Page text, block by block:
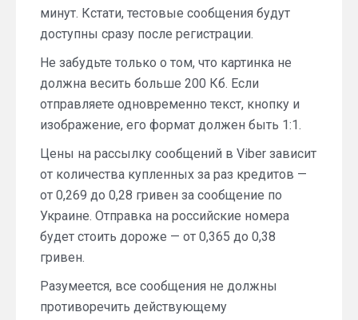
минут. Кстати, тестовые сообщения будут
доступны сразу после регистрации.
Не забудьте только о том, что картинка не
должна весить больше 200 Кб. Если
отправляете одновременно текст, кнопку и
изображение, его формат должен быть 1:1.
Цены на рассылку сообщений в Viber зависит
от количества купленных за раз кредитов —
от 0,269 до 0,28 гривен за сообщение по
Украине. Отправка на российские номера
будет стоить дороже — от 0,365 до 0,38
гривен.
Разумеется, все сообщения не должны
противоречить действующему